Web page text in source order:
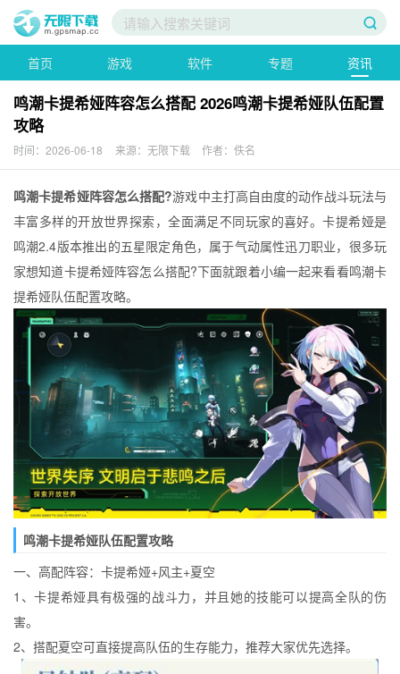
首页 游戏 软件 专题 资讯
鸣潮卡提希娅阵容怎么搭配 2026鸣潮卡提希娅队伍配置
攻略
时间：2026-06-18 来源：无限下载 作者：佚名
鸣潮卡提希娅阵容怎么搭配?游戏中主打高自由度的动作战斗玩法与
丰富多样的开放世界探索，全面满足不同玩家的喜好。卡提希娅是
鸣潮2.4版本推出的五星限定角色，属于气动属性迅刀职业，很多玩
家想知道卡提希娅阵容怎么搭配?下面就跟着小编一起来看看鸣潮卡
提希娅队伍配置攻略。
鸣潮卡提希娅队伍配置攻略
一、高配阵容：卡提希娅+风主+夏空
1、卡提希娅具有极强的战斗力，并且她的技能可以提高全队的伤
害。
2、搭配夏空可直接提高队伍的生存能力，推荐大家优先选择。